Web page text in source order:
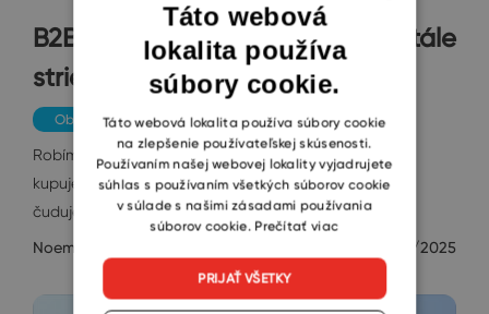
B2B SaaS marketing: Prečo sa stále
strieľame do nohy
Obchod a Marketing
Robíme dookola to isté, meráme nesprávne čísla,
kupujeme ďalšie „zázračné“ nástroje… a potom sa
čudujeme, kde sú zákazníci. Tu je…
Noemi Maniscalco 9/10/2025
ENGLISH
SLOVAK
Táto webová
lokalita používa
súbory cookie.
Táto webová lokalita používa súbory cookie
na zlepšenie používateľskej skúsenosti.
Používaním našej webovej lokality vyjadrujete
súhlas s používaním všetkých súborov cookie
v súlade s našimi zásadami používania
súborov cookie. Prečítať viac
PRIJAŤ VŠETKY